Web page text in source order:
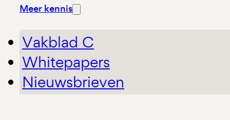
Meer kennis
Vakblad C
Whitepapers
Nieuwsbrieven